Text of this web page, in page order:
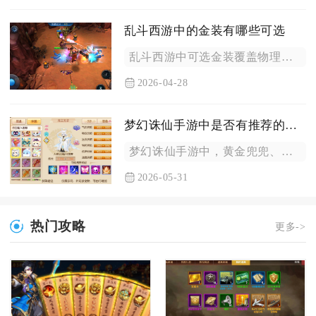
乱斗西游中的金装有哪些可选
乱斗西游中可选金装覆盖物理输出、法术输出、防御、功能四大类，...
2026-04-28
梦幻诛仙手游中是否有推荐的十技能法宠
梦幻诛仙手游中，黄金兜兜、朱雀、九天灵鸟、黄泉教主与月昙仙子...
2026-05-31
热门攻略 更多->